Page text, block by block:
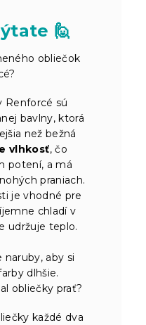
🙋
obliečok
Renforcé sú
bavlny, ktorá
než bežná
vlhkosť, čo
potení, a má
praniach.
je vhodné pre
chladí v
udržuje teplo.
aby si
dlhšie.
obliečky prať?
každé dva